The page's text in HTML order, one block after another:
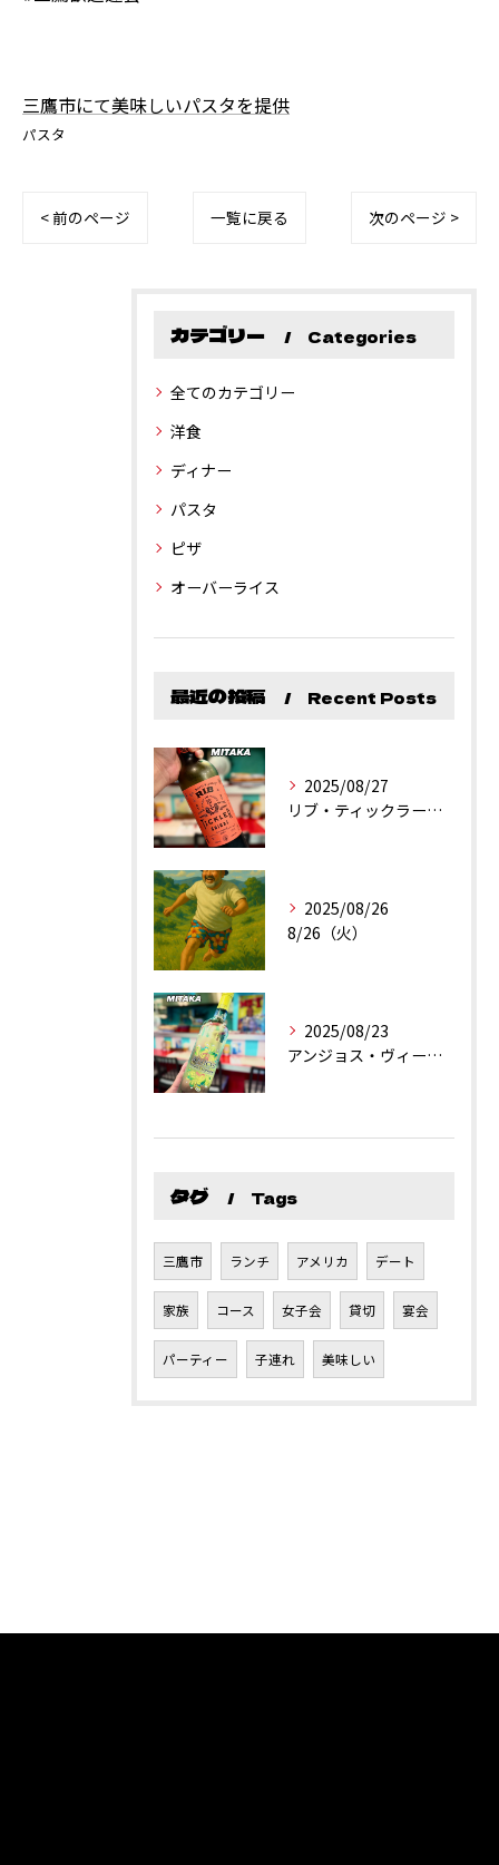
三鷹市にて美味しいパスタを提供
パスタ
< 前のページ 一覧に戻る 次のページ >
カテゴリー Categories
全てのカテゴリー
洋食
ディナー
パスタ
ピザ
オーバーライス
最近の投稿 Recent Posts
2025/08/27
リブ・ティックラー・カリフォルニア・シラーズ
2025/08/26
8/26（火）
2025/08/23
アンジョス・ヴィーニョ・ヴェルデ
タグ Tags
三鷹市 ランチ アメリカ デート
家族 コース 女子会 貸切 宴会
パーティー 子連れ 美味しい